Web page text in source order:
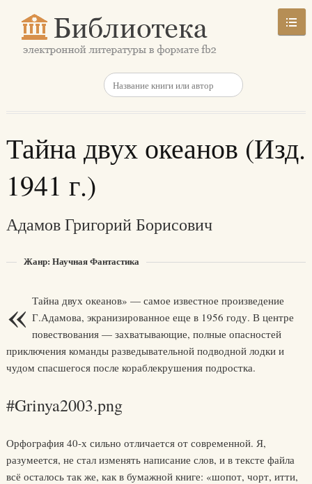
Тайна двух океанов (Изд.
1941 г.)
Адамов Григорий Борисович
Жанр: Научная Фантастика
« Тайна двух океанов» — самое известное произведение
Г.Адамова, экранизированное еще в 1956 году. В центре
повествования — захватывающие, полные опасностей
приключения команды разведывательной подводной лодки и
чудом спасшегося после кораблекрушения подростка.
#Grinya2003.png
Орфография 40-х сильно отличается от современной. Я,
разумеется, не стал изменять написание слов, и в тексте файла
всё осталось так же, как в бумажной книге: «шопот, чорт, итти,